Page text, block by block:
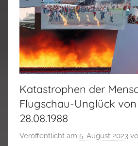
Katastrophen der
Flugschau-Unglück
28.08.1988
Veröffentlicht am 5. August 2023